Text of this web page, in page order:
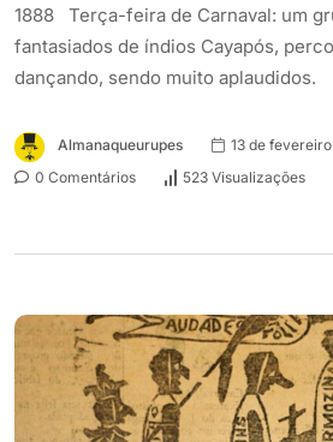
1888 Terça-feira de Carnaval: um
fantasiados de índios Cayapós,
dançando, sendo muito aplaudidos.
Almanaqueurupes
13 de
0 Comentários
523 Visualizações